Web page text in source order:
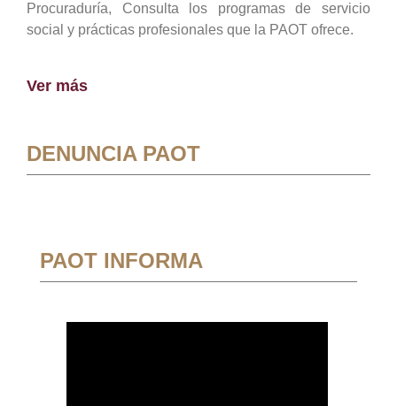
Procuraduría, Consulta los programas de servicio
social y prácticas profesionales que la PAOT ofrece.
Ver más
DENUNCIA PAOT
PAOT INFORMA